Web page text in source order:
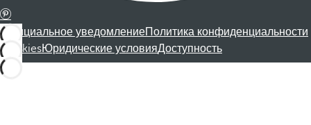
Официальное уведомлениеПолитика конфиденциальности
CookiesЮридические условияДоступность